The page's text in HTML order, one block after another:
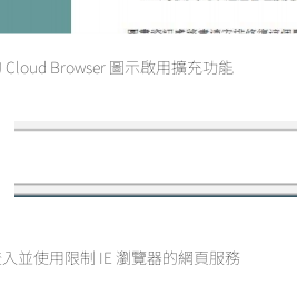
Cloud Browser 圖示啟用擴充功能
並使用限制 IE 瀏覽器的網頁服務